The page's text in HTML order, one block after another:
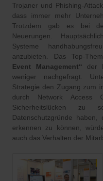
Trojaner und Phishing-
dass immer mehr
Trotzdem gab es bei
Neuerungen.
Systeme
anzubieten. Das Top-
Event Management“ der
weniger nachgefragt.
Strategie den Zugang zum
durch Network Access
Sicherheitslücken zu
Datenschutzgründe haben,
erkennen zu können,
auch das Verhalten der